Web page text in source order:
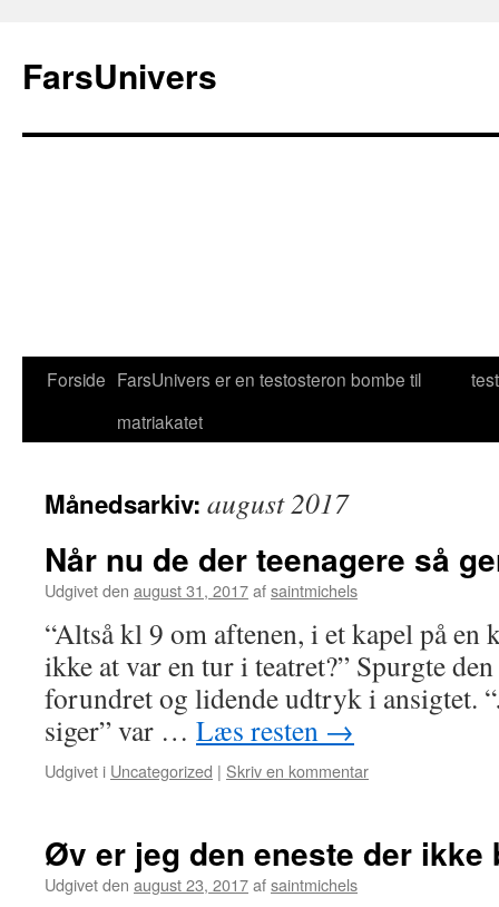
FarsUnivers
Forside FarsUnivers er en testosteron bombe til
matriakatet
test
Månedsarkiv: august 2017
Når nu de der teenagere så
Udgivet den august 31, 2017afsaintmichels
“Altså kl 9 om aftenen, i et kapel på en
ikke at var en tur i teatret?” Spurgte
forundret og lidende udtryk i ansigtet.
siger” var … Læs resten →
Udgivet i Uncategorized | Skriv en kommentar
Øv er jeg den eneste der ikke
Udgivet den august 23, 2017afsaintmichels